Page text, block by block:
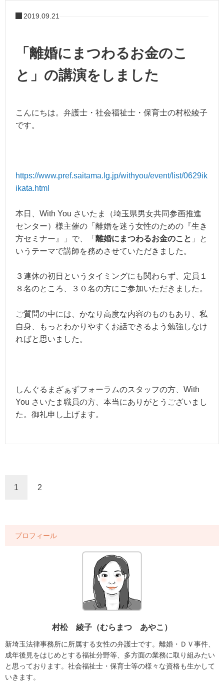
2019.09.21
「離婚にまつわるお金のこ
と」の講演をしました
こんにちは。弁護士・社会福祉士・保育士の村松綾子
です。
https://www.pref.saitama.lg.jp/withyou/event/list/0629ik
ikata.html
本日、With You さいたま（埼玉県男女共同参画推進
センター）様主催の「離婚を迷う女性のための『生き
方セミナー』」で、「 離婚にまつわるお金のこと 」と
いうテーマで講師を務めさせていただきました。
３連休の初日というタイミングにも関わらず、定員１
８名のところ、３０名の方にご参加いただきました。
ご質問の中には、かなり高度な内容のものもあり、私
自身、もっとわかりやすくお話できるよう勉強しなけ
ればと思いました。
しんぐるまざぁずフォーラムのスタッフの方、With
You さいたま職員の方、本当にありがとうございまし
た。御礼申し上げます。
1 2
プロフィール
村松 綾子（むらまつ あやこ）
新埼玉法律事務所に所属する女性の弁護士です。離婚・ＤＶ事件、
成年後見をはじめとする福祉分野等、多方面の業務に取り組みたい
と思っております。社会福祉士・保育士等の様々な資格も生かして
いきます。